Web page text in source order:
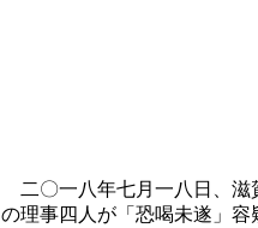
二〇一八年七月一八日、滋
の理事四人が「恐喝未遂」容